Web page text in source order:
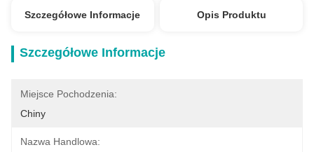
Szczegółowe Informacje Opis Produktu
Szczegółowe Informacje
Miejsce Pochodzenia:
Chiny
Nazwa Handlowa: